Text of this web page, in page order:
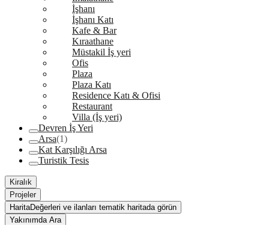
İşhanı
İşhanı Katı
Kafe & Bar
Kıraathane
Müstakil İş yeri
Ofis
Plaza
Plaza Katı
Residence Katı & Ofisi
Restaurant
Villa (İş yeri)
Devren İş Yeri
Arsa(1)
Kat Karşılığı Arsa
Turistik Tesis
Kiralık
Projeler
HaritaDeğerleri ve ilanları tematik haritada görün
Yakınımda Ara